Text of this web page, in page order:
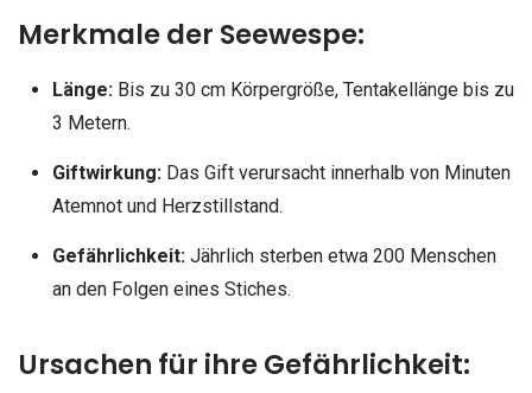
Merkmale der Seewespe:
Länge:Bis zu 30 cm Körpergröße, Tentakellänge bis zu
3 Metern.
Giftwirkung:Das Gift verursacht innerhalb von Minuten
Atemnot und Herzstillstand.
Gefährlichkeit:Jährlich sterben etwa 200 Menschen
an den Folgen eines Stiches.
Ursachen für ihre Gefährlichkeit: